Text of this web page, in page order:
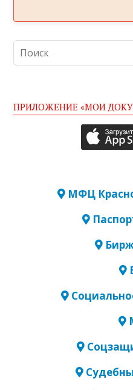
ПРИЛОЖЕНИЕ «МОИ
МФЦ